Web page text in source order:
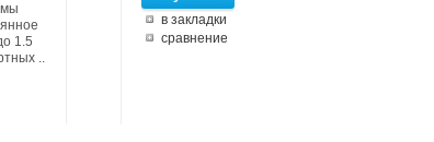
в закладки
сравнение
1.5
..